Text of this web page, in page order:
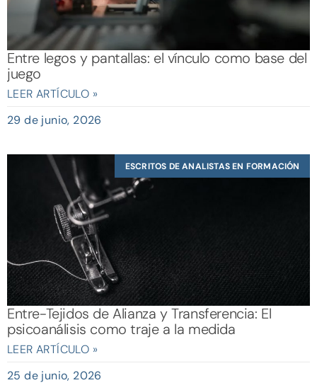
Entre legos y pantallas: el vínculo como base del
juego
LEER ARTÍCULO »
29 de junio, 2026
ESCRITOS DE ANALISTAS EN FORMACIÓN
Entre-Tejidos de Alianza y Transferencia: El
psicoanálisis como traje a la medida
LEER ARTÍCULO »
25 de junio, 2026